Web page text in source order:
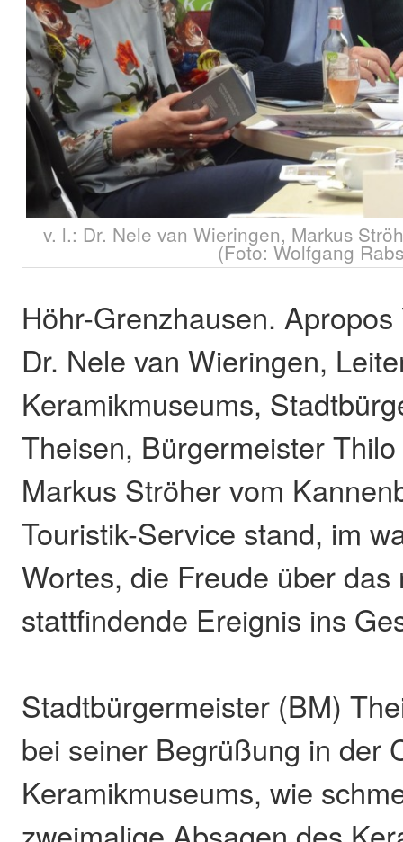
v. l.: Dr. Nele van Wieringen, Markus
(Foto: Wolfgang
Höhr-Grenzhausen.
Dr. Nele van Wieringen,
Keramikmuseums,
Theisen, Bürgermeister
Markus Ströher vom
Touristik-Service stand, im
Wortes, die Freude über
stattfindende Ereignis ins
Stadtbürgermeister (BM)
bei seiner Begrüßung in der
Keramikmuseums, wie